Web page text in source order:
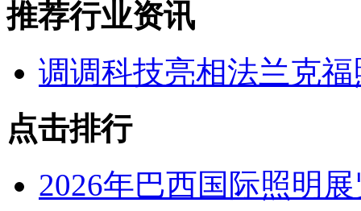
推荐行业资讯
调调科技亮相法兰克
点击排行
2026年巴西国际照明